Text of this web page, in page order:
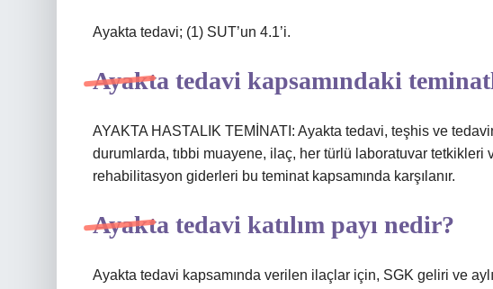
Ayakta tedavi; (1) SUT’un 4.1’i.
Ayakta tedavi kapsamındaki
AYAKTA HASTALIK TEMİNATI: Ayakta tedavi, teşhis ve
durumlarda, tıbbi muayene, ilaç, her türlü laboratuvar
rehabilitasyon giderleri bu teminat kapsamında karşılanır.
Ayakta tedavi katılım payı nedir?
Ayakta tedavi kapsamında verilen ilaçlar için, SGK geliri ve